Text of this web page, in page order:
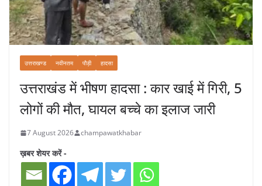
उत्तराखण्ड नवीनतम पौड़ी हादसा
उत्तराखंड में भीषण हादसा : कार खाई में गिरी, 5
लोगों की मौत, घायल बच्चे का इलाज जारी
7 August 2026 champawatkhabar
ख़बर शेयर करें -